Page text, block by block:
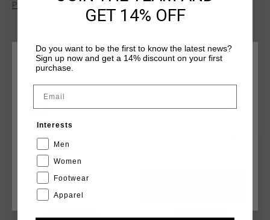
wear or showing off your love for the game, it offers a
modern look with comfort.
Plus d’information
TU POURRAIS AIMER
CHOISISSEZ VOTRE EMPLACEMENT ET VOTRE
France
GET 14% OFF
Do you want to be the first to know the latest news?
Sign up now and get a 14% discount on your first
purchase.
Interests
Men
Women
Footwear
Apparel